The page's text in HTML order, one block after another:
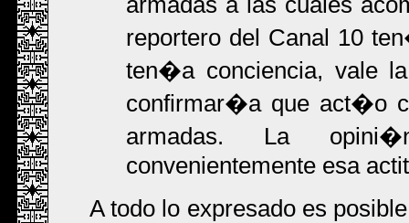
reportero del Canal 10
ten�a conciencia, vale
confirmar�a que act�o
armadas. La
convenientemente esa
A todo lo expresado es